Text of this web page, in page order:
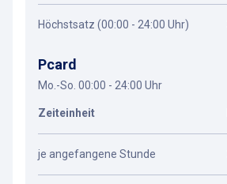
Höchstsatz (00:00 - 24:00 Uhr)
Pcard
Mo.-So. 00:00 - 24:00 Uhr
Zeiteinheit
je angefangene Stunde